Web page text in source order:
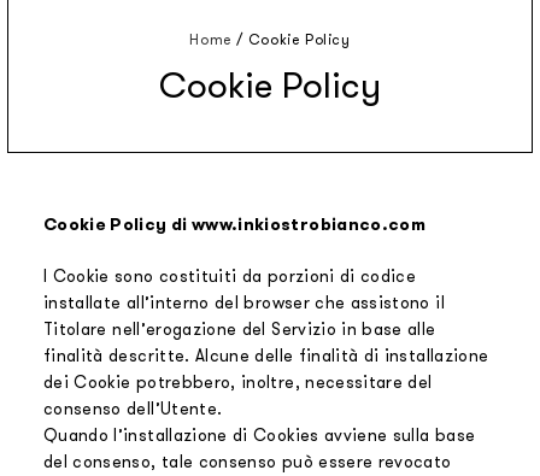
Home / Cookie Policy
Cookie Policy
Cookie Policy di www.inkiostrobianco.com
I Cookie sono costituiti da porzioni di codice
installate all’interno del browser che assistono il
Titolare nell’erogazione del Servizio in base alle
finalità descritte. Alcune delle finalità di installazione
dei Cookie potrebbero, inoltre, necessitare del
consenso dell’Utente.
Quando l’installazione di Cookies avviene sulla base
del consenso, tale consenso può essere revocato